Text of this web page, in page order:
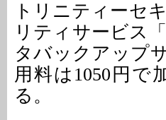
トリニティーセ
リティサービス
タバックアップ
用料は1050円で
る。